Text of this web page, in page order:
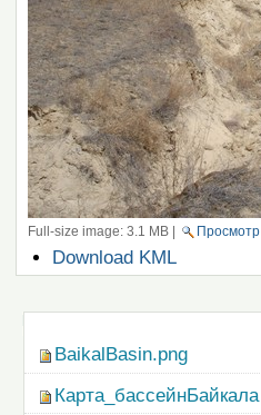
Full-size image: 3.1 MB| Просмотр
Операции
с
Download KML
BaikalBasin.png
Карта_бассейнБайкала